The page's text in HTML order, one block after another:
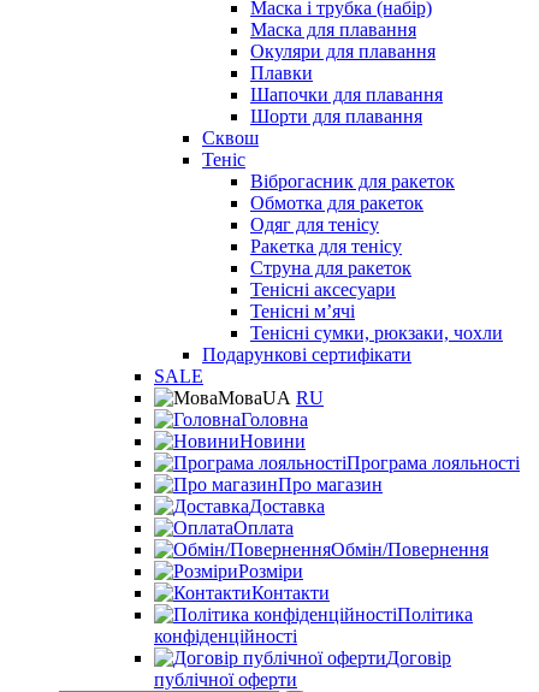
Маска і трубка (набір)
Маска для плавання
Окуляри для плавання
Плавки
Шапочки для плавання
Шорти для плавання
Сквош
Теніс
Віброгасник для ракеток
Обмотка для ракеток
Одяг для тенісу
Ракетка для тенісу
Струна для ракеток
Тенісні аксесуари
Тенісні мʼячі
Тенісні сумки, рюкзаки, чохли
Подарункові сертифікати
SALE
МоваUA RU
Головна
Новини
Програма лояльності
Про магазин
Доставка
Оплата
Обмін/Повернення
Розміри
Контакти
Політика
конфіденційності
Договір
публічної оферти